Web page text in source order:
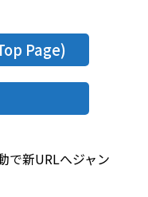
Page)
で新URLへジャン